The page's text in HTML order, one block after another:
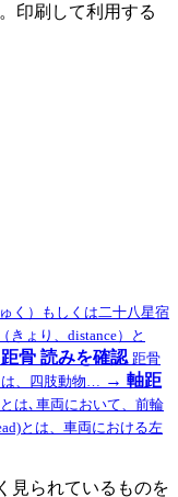
印刷して利用する
く）もしくは二十八星宿
きょり、distance）と
距骨 読みを確認 距骨
は、四肢動物… → 軸距
は､車両において、前輪
とは、車両における左
見られているものを